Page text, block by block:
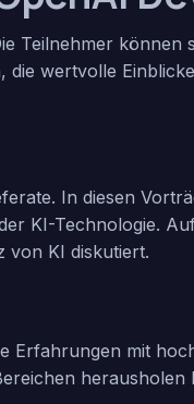
Teilnehmer
wertvolle
In diesen
KI-Technologie.
von KI diskutiert.
mit
herausholen